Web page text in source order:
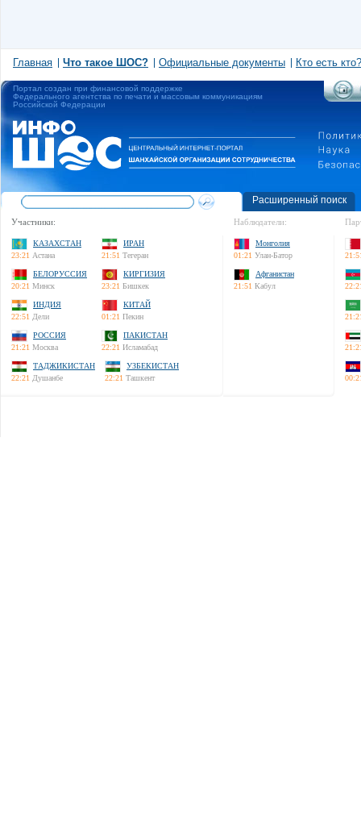
Главная Что такое ШОС? Официальные документы Кто есть кто?
Портал создан при финансовой поддержке
Федерального агентства по печати и массовым коммуникациям
Российской Федерации
Расширенный поиск
Участники:
КАЗАХСТАН
23:21 Астана
ИРАН
21:51 Тегеран
БЕЛОРУССИЯ
20:21 Минск
КИРГИЗИЯ
23:21 Бишкек
ИНДИЯ
22:51 Дели
КИТАЙ
01:21 Пекин
РОССИЯ
21:21 Москва
ПАКИСТАН
22:21 Исламабад
ТАДЖИКИСТАН
22:21 Душанбе
УЗБЕКИСТАН
22:21 Ташкент
Наблюдатели:
Монголия
01:21 Улан-Батор
Афганистан
21:51 Кабул